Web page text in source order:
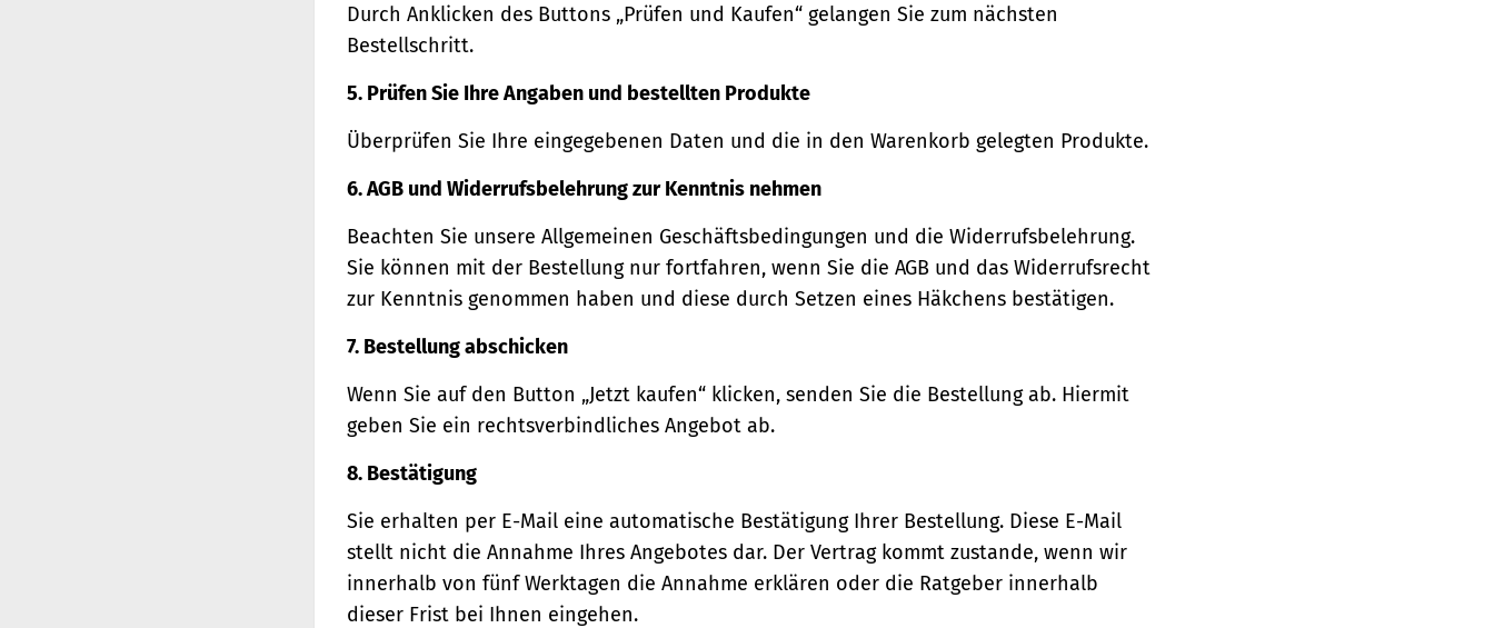
Durch Anklicken des Buttons „Prüfen und Kaufen“ gelangen Sie zum nächsten
Bestellschritt.
5. Prüfen Sie Ihre Angaben und bestellten Produkte
Überprüfen Sie Ihre eingegebenen Daten und die in den Warenkorb gelegten Produkte.
6. AGB und Widerrufsbelehrung zur Kenntnis nehmen
Beachten Sie unsere Allgemeinen Geschäftsbedingungen und die Widerrufsbelehrung.
Sie können mit der Bestellung nur fortfahren, wenn Sie die AGB und das Widerrufsrecht
zur Kenntnis genommen haben und diese durch Setzen eines Häkchens bestätigen.
7. Bestellung abschicken
Wenn Sie auf den Button „Jetzt kaufen“ klicken, senden Sie die Bestellung ab. Hiermit
geben Sie ein rechtsverbindliches Angebot ab.
8. Bestätigung
Sie erhalten per E-Mail eine automatische Bestätigung Ihrer Bestellung. Diese E-Mail
stellt nicht die Annahme Ihres Angebotes dar. Der Vertrag kommt zustande, wenn wir
innerhalb von fünf Werktagen die Annahme erklären oder die Ratgeber innerhalb
dieser Frist bei Ihnen eingehen.